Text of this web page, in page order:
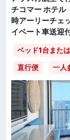
チコマー ホテル
時アーリーチェ
イベート車送迎
ベッド1台また
直行便
一人